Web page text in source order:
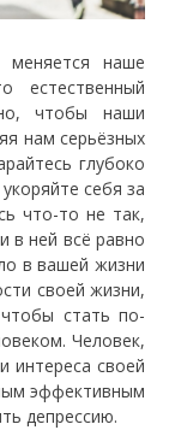
наше
естественный
чтобы наши
нам серьёзных
глубоко
себя за
что-то не так,
в ней всё равно
в вашей жизни
своей жизни,
стать по-
Человек,
интереса своей
эффективным
депрессию.